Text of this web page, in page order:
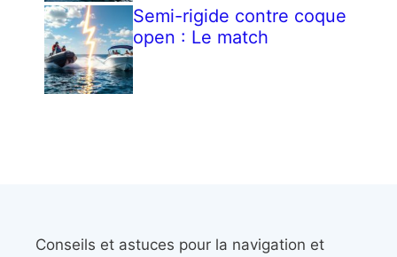
Semi-rigide contre coque
open : Le match
Conseils et astuces pour la navigation et